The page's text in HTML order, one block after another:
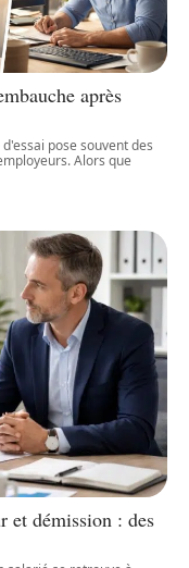
après
pose souvent des
Alors que
et démission : des